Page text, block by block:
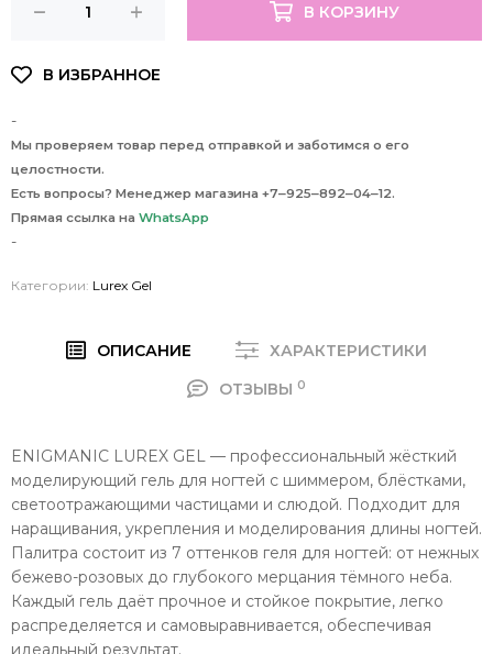
В КОРЗИНУ
-
Мы проверяем товар перед отправкой и заботимся о его
целостности.
Есть вопросы? Менеджер магазина +7‒925‒892‒04‒12.
Прямая ссылка на WhatsApp
-
Категории: Lurex Gel
ОПИСАНИЕ
ХАРАКТЕРИСТИКИ
ОТЗЫВЫ 0
ENIGMANIC LUREX GEL — профессиональный жёсткий
моделирующий гель для ногтей с шиммером, блёстками,
светоотражающими частицами и слюдой. Подходит для
наращивания, укрепления и моделирования длины ногтей.
Палитра состоит из 7 оттенков геля для ногтей: от нежных
бежево-розовых до глубокого мерцания тёмного неба.
Каждый гель даёт прочное и стойкое покрытие, легко
распределяется и самовыравнивается, обеспечивая
идеальный результат.